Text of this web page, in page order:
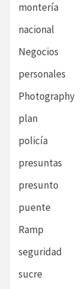
montería
nacional
Negocios
personales
Photography
plan
policía
presuntas
presunto
puente
Ramp
seguridad
sucre